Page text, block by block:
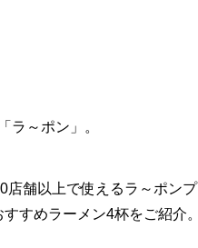
ラ～ポン」。
舗以上で使えるラ～ポン
すめラーメン4杯をご紹介